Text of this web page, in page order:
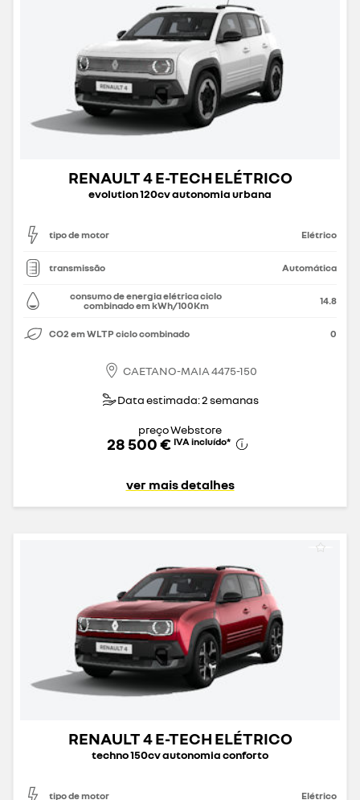
RENAULT 4 E-TECH ELÉTRICO
evolution 120cv autonomia urbana
tipo de motor Elétrico
transmissão Automática
consumo de energia elétrica ciclo
combinado em kWh/100Km
14.8
CO2 em WLTP ciclo combinado 0
CAETANO-MAIA 4475-150
Data estimada: 2 semanas
preço Webstore
28 500 € IVA incluído*
ver mais detalhes
RENAULT 4 E-TECH ELÉTRICO
techno 150cv autonomia conforto
tipo de motor Elétrico